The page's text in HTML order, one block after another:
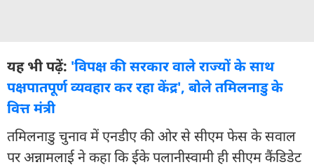
यह भी पढ़ें: 'विपक्ष की सरकार वाले राज्यों के साथ
पक्षपातपूर्ण व्यवहार कर रहा केंद्र', बोले तमिलनाडु के
वित्त मंत्री
तमिलनाडु चुनाव में एनडीए की ओर से सीएम फेस के सवाल
पर अन्नामलाई ने कहा कि ईके पलानीस्वामी ही सीएम कैंडिडेट